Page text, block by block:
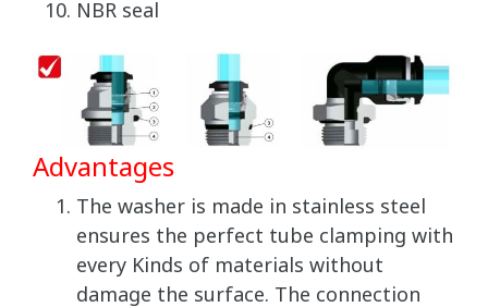
NBR seal
Advantages
The washer is made in stainless steel
ensures the perfect tube clamping with
every Kinds of materials without
damage the surface. The connection